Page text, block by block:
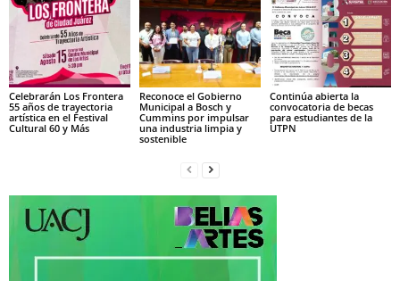
Celebrarán Los Frontera
55 años de trayectoria
artística en el Festival
Cultural 60 y Más
Reconoce el Gobierno
Municipal a Bosch y
Cummins por impulsar
una industria limpia y
sostenible
Continúa abierta la
convocatoria de becas
para estudiantes de la
UTPN